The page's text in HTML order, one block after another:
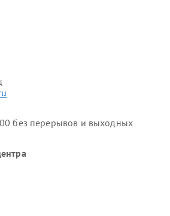
без перерывов и выходных